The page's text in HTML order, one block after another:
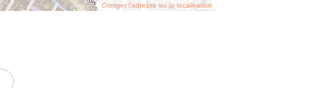
Corriger l’adresse ou la localisation